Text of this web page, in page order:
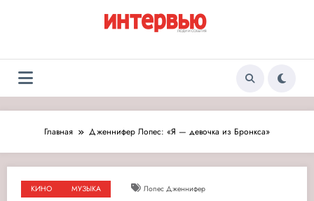
Журнал «Интервью:
Люди и события»
Люди и события
Главная Дженнифер Лопес: «Я — девочка из Бронкса»
КИНО МУЗЫКА Лопес Дженнифер